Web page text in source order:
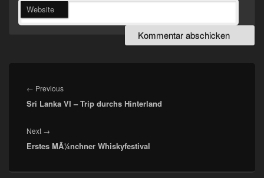
Website
← PreviousPrevious
post:
Sri Lanka VI – Trip durchs Hinterland
Next →
post:
Erstes MÃ¼nchner Whiskyfestival